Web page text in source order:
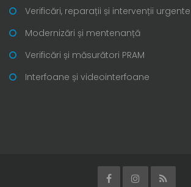
Verificări, reparații și intervenții urgente
Modernizări și mentenanță
Verificări și măsurători PRAM
Interfoane și videointerfoane